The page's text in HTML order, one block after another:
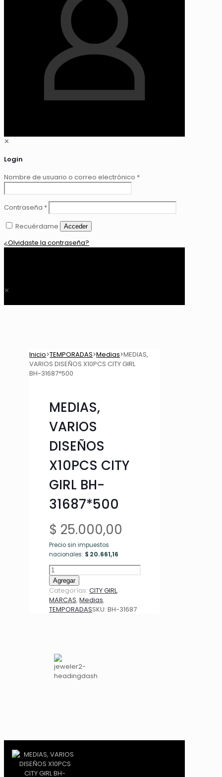
✕
Login
Nombre de usuario o correo electrónico *
Contraseña *
Recuérdame
Acceder
¿Olvidaste la contraseña?
✕
Inicio>TEMPORADAS>Medias>MEDIAS,
VARIOS DISEÑOS X10PCS CITY GIRL
BH-31687*500
MEDIAS,
VARIOS
DISEÑOS
X10PCS CITY
GIRL BH-
31687*500
$ 25.000,00
Precio sin impuestos
nacionales: $ 20.661,16
MEDIAS,
VARIOS
DISEÑOS
X10PCS
CITY
Agregar
Categorías:CITY GIRL,
MARCAS,Medias,
TEMPORADASSKU:BH-31687